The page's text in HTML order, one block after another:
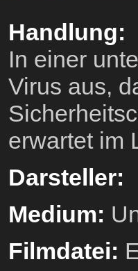
Handlung:
In einer
Virus aus,
erwartet im
Darsteller:
Medium:
Filmdatei: